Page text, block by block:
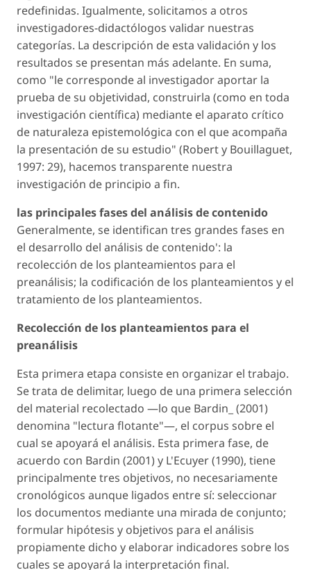
redefinidas. Igualmente, solicitamos a otros
investigadores-didactólogos validar nuestras
categorías. La descripción de esta validación y los
resultados se presentan más adelante. En suma,
como "le corresponde al investigador aportar la
prueba de su objetividad, construirla (como en toda
investigación científica) mediante el aparato crítico
de naturaleza epistemológica con el que acompaña
la presentación de su estudio" (Robert y Bouillaguet,
1997: 29), hacemos transparente nuestra
investigación de principio a fin.
las principales fases del análisis de contenido
Generalmente, se identifican tres grandes fases en
el desarrollo del análisis de contenido': la
recolección de los planteamientos para el
preanálisis; la codificación de los planteamientos y el
tratamiento de los planteamientos.
Recolección de los planteamientos para el
preanálisis
Esta primera etapa consiste en organizar el trabajo.
Se trata de delimitar, luego de una primera selección
del material recolectado —lo que Bardin_ (2001)
denomina "lectura flotante"—, el corpus sobre el
cual se apoyará el análisis. Esta primera fase, de
acuerdo con Bardin (2001) y L'Ecuyer (1990), tiene
principalmente tres objetivos, no necesariamente
cronológicos aunque ligados entre sí: seleccionar
los documentos mediante una mirada de conjunto;
formular hipótesis y objetivos para el análisis
propiamente dicho y elaborar indicadores sobre los
cuales se apoyará la interpretación final.